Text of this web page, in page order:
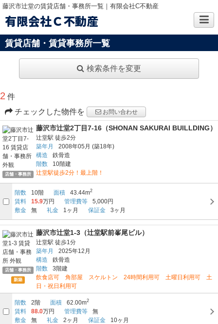
藤沢市辻堂の賃貸店舗・事務所一覧｜有限会社C不動産
有限会社Ｃ不動産
賃貸店舗・賃貸事務所一覧
検索条件を変更
2 件
チェックした物件を
お問い合わせ
店舗・事務所
藤沢市辻堂2丁目7-16（SHONAN SAKURAI BUILLDING）
辻堂駅 徒歩2分
築年月
2008年05月 (築18年)
構造
鉄骨造
階数
10階建
辻堂駅徒歩2分！最上階！
階数 10階 面積 43.44m2
賃料 15.9万円 管理費等
5,000円
敷金
無 礼金 1ヶ月 保証金 3ヶ月
店舗・事務所
新築
藤沢市辻堂1-3（辻堂駅前峯尾ビル）
辻堂駅 徒歩1分
築年月
2025年12月
構造
鉄骨造
階数
3階建
飲食店可 角部屋 スケルトン 24時間利用可 土曜日利用可 土
日・祝日利用可
階数 2階 面積 62.00m2
賃料 88.0万円 管理費等
無
敷金
無 礼金 2ヶ月 保証金 10ヶ月